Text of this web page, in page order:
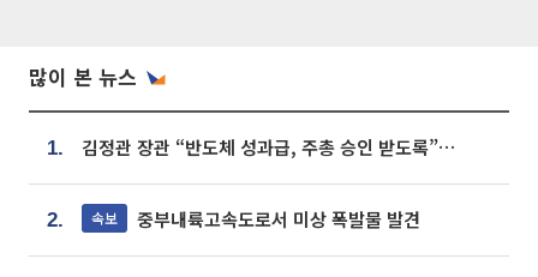
많이 본 뉴스
1. 김정관 장관 “반도체 성과급, 주총 승인 받도록”…상법·자본시장법 개정 시사
2. 속보 중부내륙고속도로서 미상 폭발물 발견